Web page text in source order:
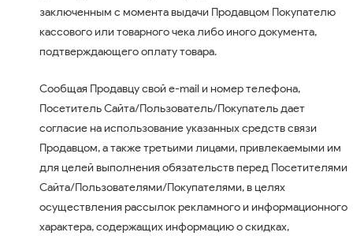
заключенным с момента выдачи Продавцом Покупателю
кассового или товарного чека либо иного документа,
подтверждающего оплату товара.
Сообщая Продавцу свой e-mail и номер телефона,
Посетитель Сайта/Пользователь/Покупатель дает
согласие на использование указанных средств связи
Продавцом, а также третьими лицами, привлекаемыми им
для целей выполнения обязательств перед Посетителями
Сайта/Пользователями/Покупателями, в целях
осуществления рассылок рекламного и информационного
характера, содержащих информацию о скидках,